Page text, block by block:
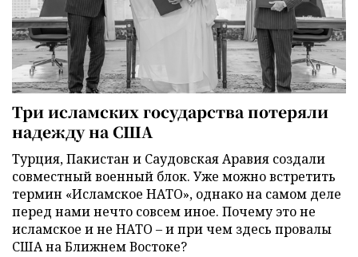
Три исламских государства потеряли
надежду на США
Турция, Пакистан и Саудовская Аравия создали
совместный военный блок. Уже можно встретить
термин «Исламское НАТО», однако на самом деле
перед нами нечто совсем иное. Почему это не
исламское и не НАТО – и при чем здесь провалы
США на Ближнем Востоке?